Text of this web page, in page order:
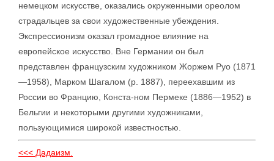
немецком искусстве, оказались окруженными ореолом
страдальцев за свои художественные убеждения.
Экспрессионизм оказал громадное влияние на
европейское искусство. Вне Германии он был
представлен французским художником Жоржем Руо (1871
—1958), Марком Шагалом (р. 1887), переехавшим из
России во Францию, Конста-ном Пермеке (1886—1952) в
Бельгии и некоторыми другими художниками,
пользующимися широкой известностью.
<<< Дадаизм.